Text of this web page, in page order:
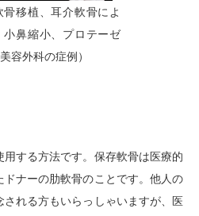
移植、耳介軟骨によ
小鼻縮小、プロテーゼ
容外科の症例）
する方法です。保存軟骨は医療的
ナーの肋軟骨のことです。他人の
れる方もいらっしゃいますが、医